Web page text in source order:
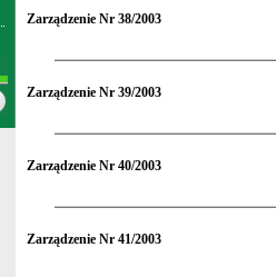
Zarządzenie Nr 38/2003
Zarządzenie Nr 39/2003
Zarządzenie Nr 40/2003
Zarządzenie Nr 41/2003